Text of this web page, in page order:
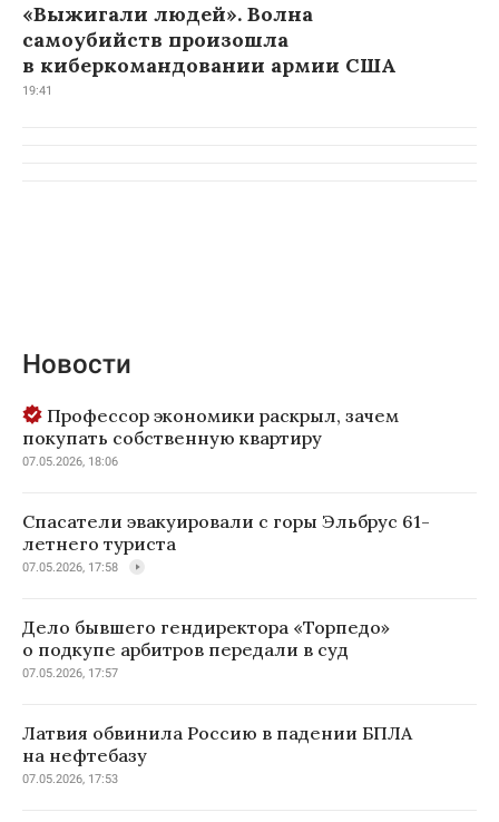
«Выжигали людей». Волна
самоубийств произошла
в киберкомандовании армии США
19:41
Новости
Профессор экономики раскрыл, зачем
покупать собственную квартиру
07.05.2026, 18:06
Спасатели эвакуировали с горы Эльбрус 61-
летнего туриста
07.05.2026, 17:58
Дело бывшего гендиректора «Торпедо»
о подкупе арбитров передали в суд
07.05.2026, 17:57
Латвия обвинила Россию в падении БПЛА
на нефтебазу
07.05.2026, 17:53